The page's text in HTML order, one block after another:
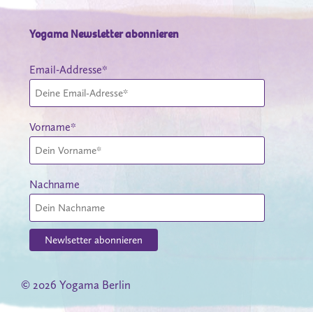
Yogama Newsletter abonnieren
Email-Addresse*
Vorname*
Nachname
© 2026 Yogama Berlin